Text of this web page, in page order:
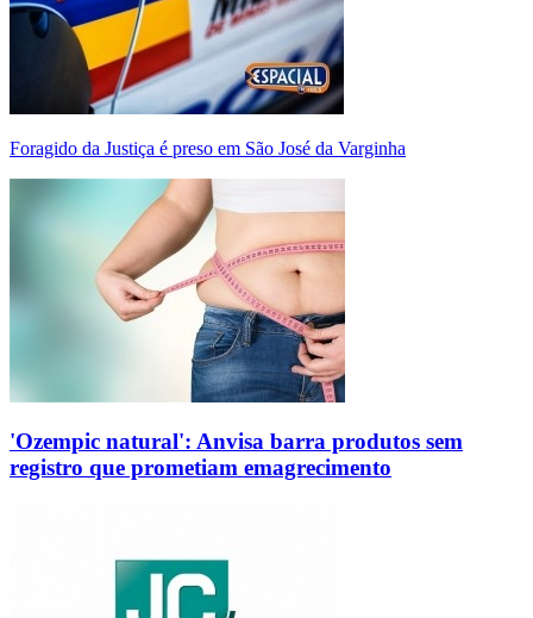
Foragido da Justiça é preso em São José da Varginha
'Ozempic natural': Anvisa barra produtos sem
registro que prometiam emagrecimento